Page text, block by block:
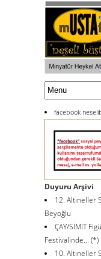
facebook
Duyuru Arşivi
12. Altıneller
Beyoğlu
ÇAY/SİMİT
Festivalinde... (*)
10. Altıneller